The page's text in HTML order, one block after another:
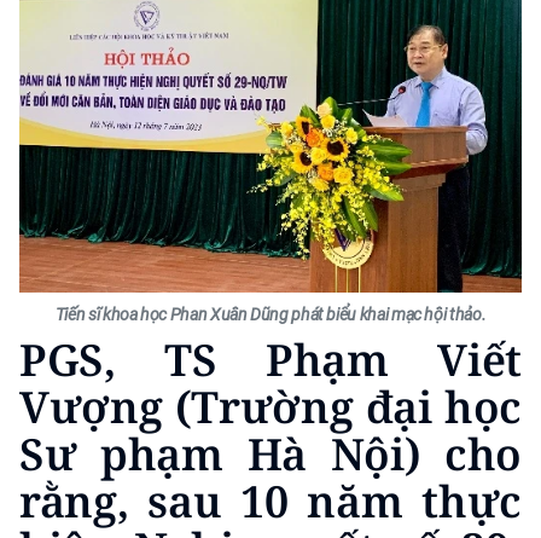
CHUYÊN ĐỀ
CÁC CHUYÊN TRANG
VỀ BÁO NHÂN DÂN
THỜI NAY
NHÂN DÂN CUỐI TUẦN
NHÂN DÂN HẰNG THÁNG
MUA BÁO
ĐỌC BÁO IN
Tiến sĩ khoa học Phan Xuân Dũng phát biểu khai mạc hội thảo.
PGS, TS Phạm Viết
Vượng (Trường đại học
Sư phạm Hà Nội) cho
rằng, sau 10 năm thực